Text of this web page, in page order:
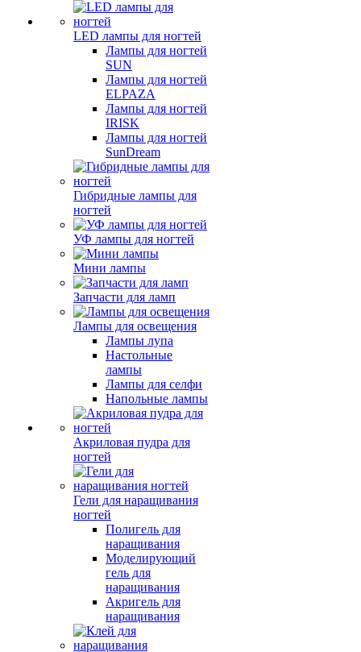
LED лампы для ногтей
Лампы для ногтей
SUN
Лампы для ногтей
ELPAZA
Лампы для ногтей
IRISK
Лампы для ногтей
SunDream
Гибридные лампы для
ногтей
УФ лампы для ногтей
Мини лампы
Запчасти для ламп
Лампы для освещения
Лампы лупа
Настольные
лампы
Лампы для селфи
Напольные лампы
Акриловая пудра для
ногтей
Гели для наращивания
ногтей
Полигель для
наращивания
Моделирующий
гель для
наращивания
Акригель для
наращивания